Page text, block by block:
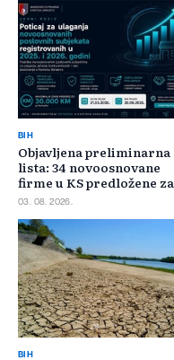
BIH
Objavljena preliminarna
lista: 34 novoosnovane
firme u KS predložene za
400.000 KM poticaja
03. 08. 2026.
BIH